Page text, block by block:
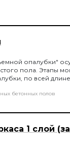
опалубки"
пола. Этапы
по всей
после, заливки
бетонных полов
1 слой